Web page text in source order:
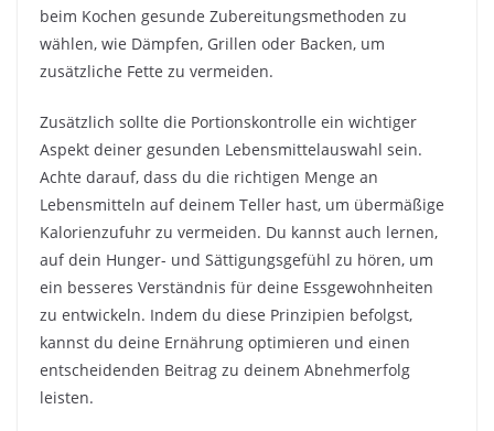
beim Kochen gesunde Zubereitungsmethoden zu
wählen, wie Dämpfen, Grillen oder Backen, um
zusätzliche Fette zu vermeiden.
Zusätzlich sollte die Portionskontrolle ein wichtiger
Aspekt deiner gesunden Lebensmittelauswahl sein.
Achte darauf, dass du die richtigen Menge an
Lebensmitteln auf deinem Teller hast, um übermäßige
Kalorienzufuhr zu vermeiden. Du kannst auch lernen,
auf dein Hunger- und Sättigungsgefühl zu hören, um
ein besseres Verständnis für deine Essgewohnheiten
zu entwickeln. Indem du diese Prinzipien befolgst,
kannst du deine Ernährung optimieren und einen
entscheidenden Beitrag zu deinem Abnehmerfolg
leisten.